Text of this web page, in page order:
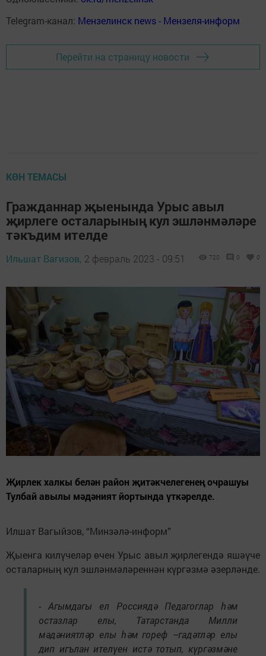
Telegram-канал: Мензелинск news - Мензеля-информ
Перейти на страницу новости
КӨН ТЕМАСЫ
Гражданнар җыенында Урыс авыл
җирлеге осталарының кул эшләнмәләре
тәкъдим ителде
Ильшат Вагизов, 2 февраль 2023 - 09:51 720 0 0
Җирлек халкы белән район җитәкчелегенең очрашуы
Тулбай авылы мәдәният йортында үткәрелде.
Илшат Вагыйзов, “Минзәлә-информ”
Җыенга килүчеләр өчен Урыс авыл җирлегендә яшәүче
осталарның кул эшләнмәләреннән күргәзмә әзерләнде.
- Агымдагы ел Россиядә Педагоглар һәм
остазлар елы, Татарстанда Милли
мәдәниятләр елы һәм гореф –гадәтләр елы
дип игълан ителүен истә тотып, күргәзмәне